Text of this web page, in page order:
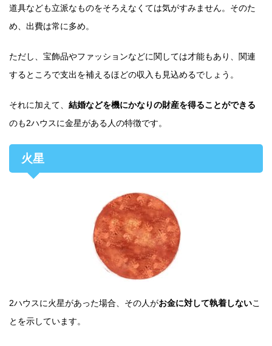
道具なども立派なものをそろえなくては気がすみません。そのた
め、出費は常に多め。
ただし、宝飾品やファッションなどに関しては才能もあり、関連
するところで支出を補えるほどの収入も見込めるでしょう。
それに加えて、 結婚などを機にかなりの財産を得ることができる
のも2ハウスに金星がある人の特徴です。
火星
2ハウスに火星があった場合、その人がお金に対して執着しないこ
とを示しています。